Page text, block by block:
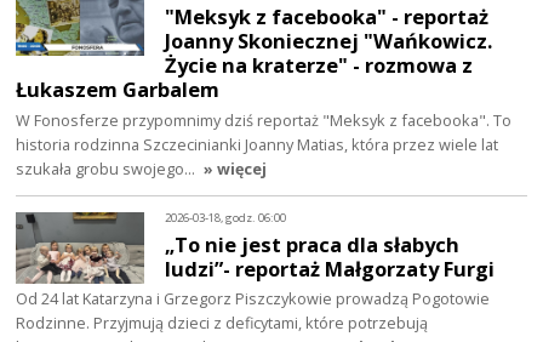
"Meksyk z facebooka" - reportaż
Joanny Skoniecznej "Wańkowicz.
Życie na kraterze" - rozmowa z
Łukaszem Garbalem
W Fonosferze przypomnimy dziś reportaż "Meksyk z facebooka". To
historia rodzinna Szczecinianki Joanny Matias, która przez wiele lat
szukała grobu swojego… » więcej
2026-03-18, godz. 06:00
„To nie jest praca dla słabych
ludzi”- reportaż Małgorzaty Furgi
Od 24 lat Katarzyna i Grzegorz Piszczykowie prowadzą Pogotowie
Rodzinne. Przyjmują dzieci z deficytami, które potrzebują